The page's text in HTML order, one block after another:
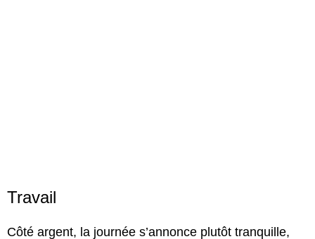
Travail
Côté argent, la journée s’annonce plutôt tranquille,